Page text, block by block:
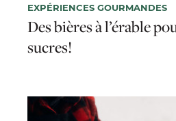
EXPÉRIENCES GOURMANDES
Des bières à l’érable
sucres!